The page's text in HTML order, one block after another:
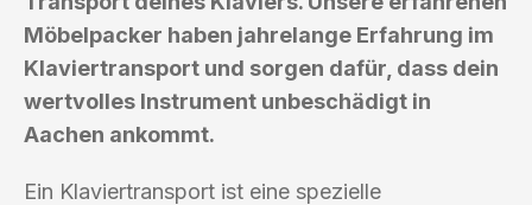
Möbelpacker haben jahrelange Erfahrung im
Klaviertransport und sorgen dafür, dass dein
wertvolles Instrument unbeschädigt in
Aachen ankommt.
Ein Klaviertransport ist eine spezielle